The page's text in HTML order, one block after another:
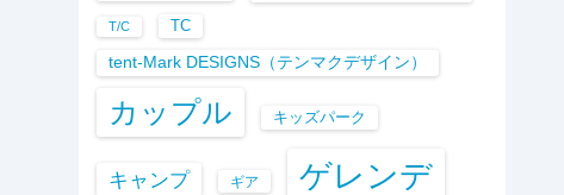
T/C TC
tent-Mark DESIGNS（テンマクデザイン）
カップル キッズパーク
キャンプ ギア ゲレンデ